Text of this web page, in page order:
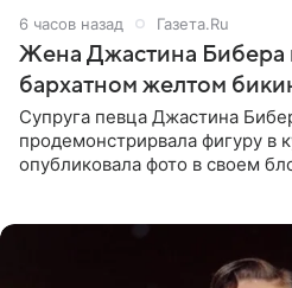
6 часов назад Газета.Ru
Жена Джастина Бибера
бархатном желтом
Супруга певца Джастина
продемонстрирвала фигуру в
опубликовала фото в своем